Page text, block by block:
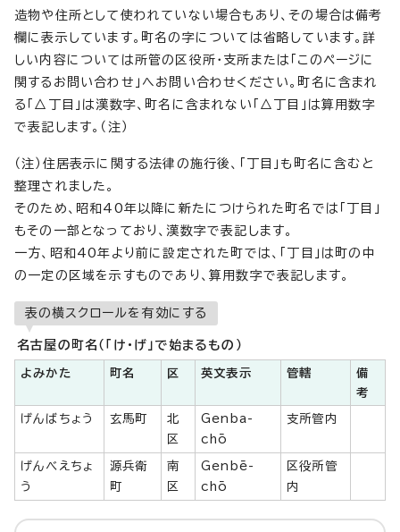
造物や住所として使われていない場合もあり、その場合は備考
欄に表示しています。町名の字については省略しています。詳
しい内容については所管の区役所・支所または「このページに
関するお問い合わせ」へお問い合わせください。町名に含まれ
る「△丁目」は漢数字、町名に含まれない「△丁目」は算用数字
で表記します。（注）
（注）住居表示に関する法律の施行後、「丁目」も町名に含むと
整理されました。
そのため、昭和40年以降に新たにつけられた町名では「丁目」
もその一部となっており、漢数字で表記します。
一方、昭和40年より前に設定された町では、「丁目」は町の中
の一定の区域を示すものであり、算用数字で表記します。
表の横スクロールを有効にする
名古屋の町名（「け・げ」で始まるもの）
よみかた 町名 区 英文表示 管轄
備
考
げんばちょう 玄馬町
北
区
Genba-
chō
支所管内
げんべえちょ
う
源兵衛
町
南
区
Genbē-
chō
区役所管
内